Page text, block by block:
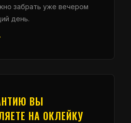
забрать уже вечером
день.
ВЫ
НА ОКЛЕЙКУ